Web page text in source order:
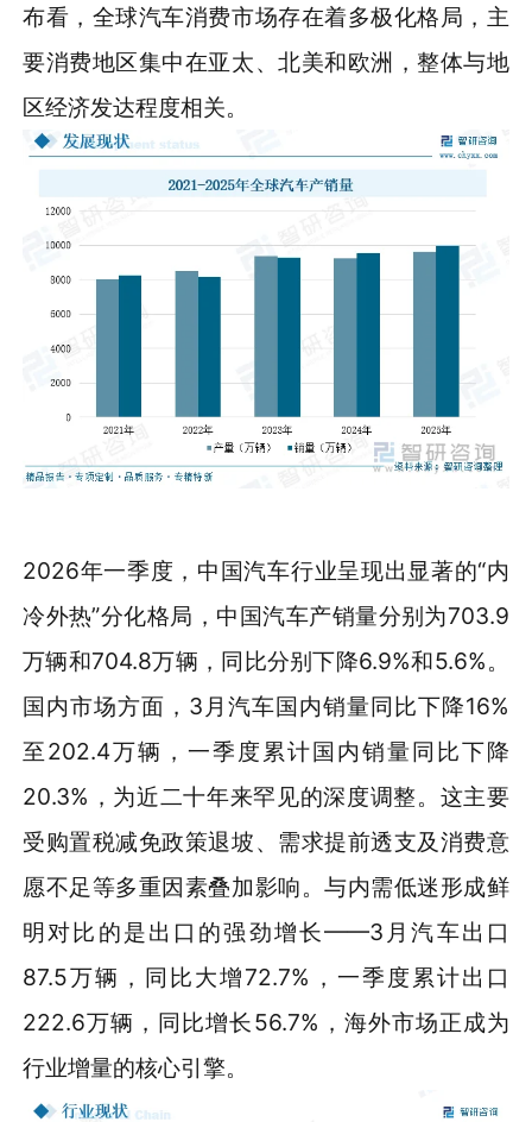
布看，全球汽车消费市场存在着多极化格局，主
要消费地区集中在亚太、北美和欧洲，整体与地
区经济发达程度相关。
2026年一季度，中国汽车行业呈现出显著的“内
冷外热”分化格局，中国汽车产销量分别为703.9
万辆和704.8万辆，同比分别下降6.9%和5.6%。
国内市场方面，3月汽车国内销量同比下降16%
至202.4万辆，一季度累计国内销量同比下降
20.3%，为近二十年来罕见的深度调整。这主要
受购置税减免政策退坡、需求提前透支及消费意
愿不足等多重因素叠加影响。与内需低迷形成鲜
明对比的是出口的强劲增长——3月汽车出口
87.5万辆，同比大增72.7%，一季度累计出口
222.6万辆，同比增长56.7%，海外市场正成为
行业增量的核心引擎。